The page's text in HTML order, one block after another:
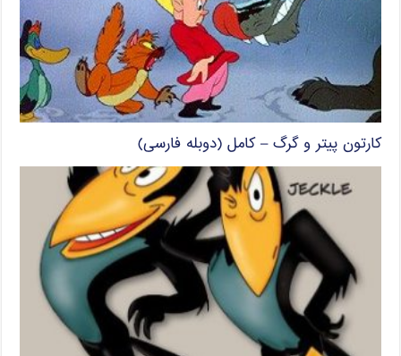
کارتون پیتر و گرگ – کامل (دوبله فارسی)